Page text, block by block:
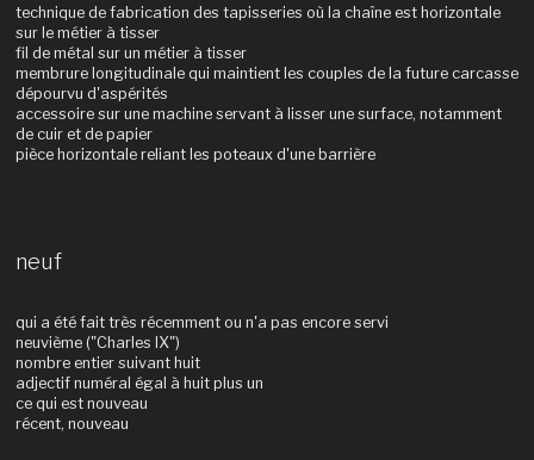
technique de fabrication des tapisseries où la chaîne est horizontale
sur le métier à tisser
fil de métal sur un métier à tisser
membrure longitudinale qui maintient les couples de la future carcasse
dépourvu d'aspérités
accessoire sur une machine servant à lisser une surface, notamment
de cuir et de papier
pièce horizontale reliant les poteaux d'une barrière
neuf
qui a été fait très récemment ou n'a pas encore servi
neuvième ("Charles IX")
nombre entier suivant huit
adjectif numéral égal à huit plus un
ce qui est nouveau
récent, nouveau